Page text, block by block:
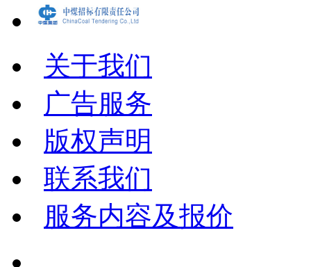
关于我们
广告服务
版权声明
联系我们
服务内容及报价